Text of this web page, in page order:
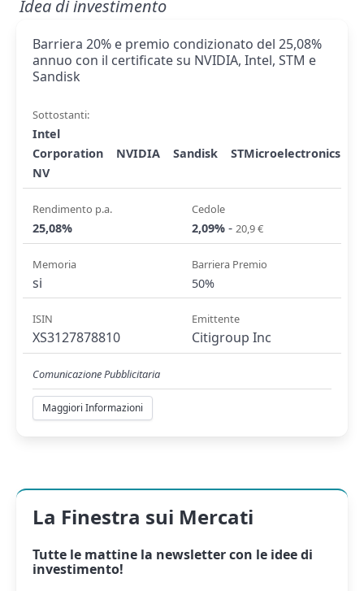
Idea di investimento
Barriera 20% e premio condizionato del 25,08%
annuo con il certificate su NVIDIA, Intel, STM e
Sandisk
Sottostanti:
Intel
Corporation
NVIDIA Sandisk
STMicroelectronics
NV
Rendimento p.a.
25,08%
Cedole
2,09% - 20,9 €
Memoria
si
Barriera Premio
50%
ISIN
XS3127878810
Emittente
Citigroup Inc
Comunicazione Pubblicitaria
Maggiori Informazioni
La Finestra sui Mercati
Tutte le mattine la newslettercon le idee di
investimento!